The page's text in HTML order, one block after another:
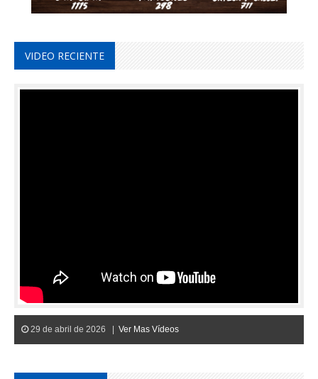
VIDEO RECIENTE
29 de abril de 2026 | Ver Mas Vídeos